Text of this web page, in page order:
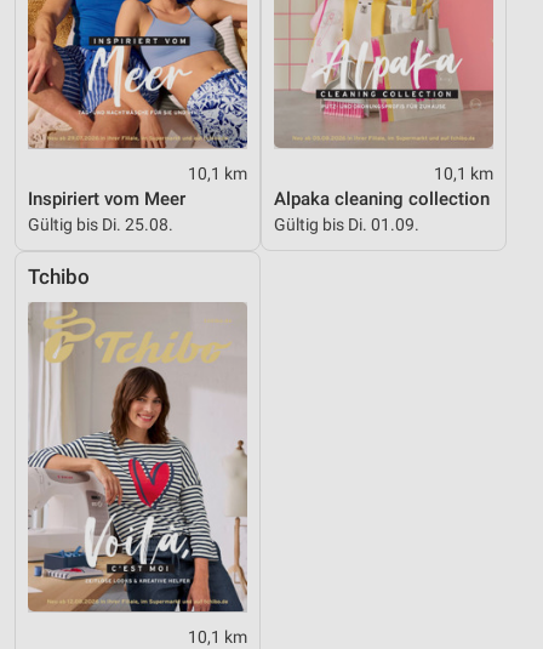
10,1 km
Inspiriert vom Meer
Gültig bis Di. 25.08.
10,1 km
Alpaka cleaning collection
Gültig bis Di. 01.09.
Tchibo
10,1 km